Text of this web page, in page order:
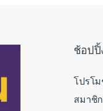
ช้อปปิ้
โปรโ
สมาชิ